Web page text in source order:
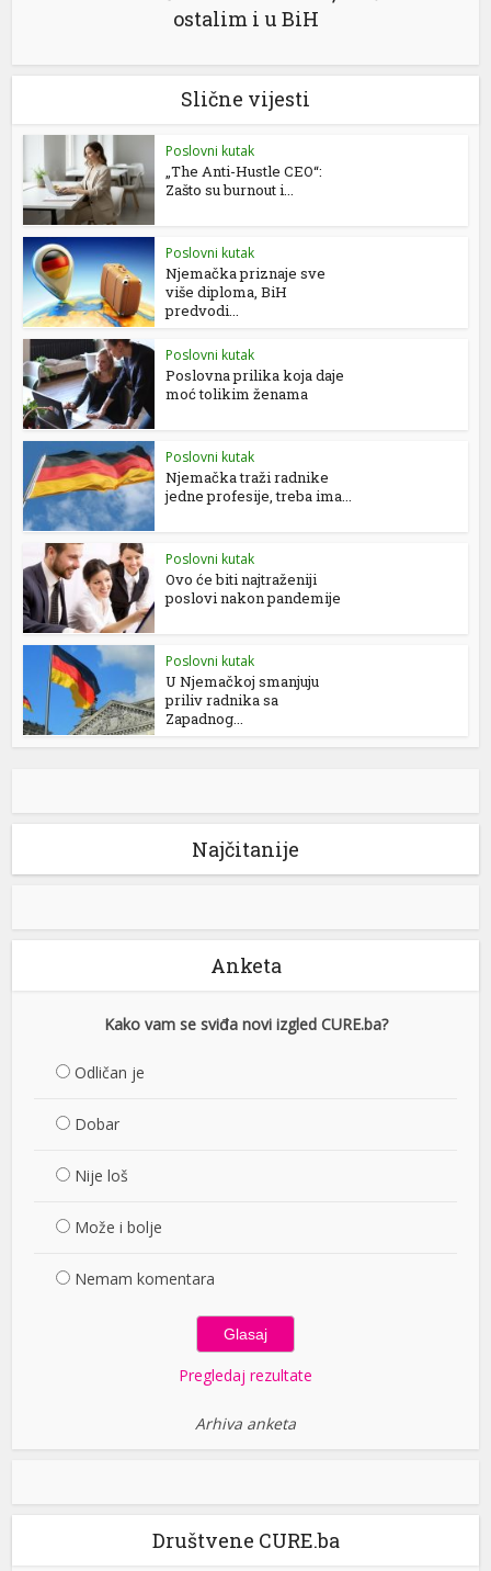
ostalim i u BiH
Slične vijesti
Poslovni kutak
„The Anti-Hustle CEO“:
Zašto su burnout i...
Poslovni kutak
Njemačka priznaje sve
više diploma, BiH
predvodi...
Poslovni kutak
Poslovna prilika koja daje
moć tolikim ženama
Poslovni kutak
Njemačka traži radnike
jedne profesije, treba ima...
Poslovni kutak
Ovo će biti najtraženiji
poslovi nakon pandemije
Poslovni kutak
U Njemačkoj smanjuju
priliv radnika sa
Zapadnog...
Najčitanije
Anketa
Kako vam se sviđa novi izgled CURE.ba?
Odličan je
Dobar
Nije loš
Može i bolje
Nemam komentara
Pregledaj rezultate
Arhiva anketa
Društvene CURE.ba